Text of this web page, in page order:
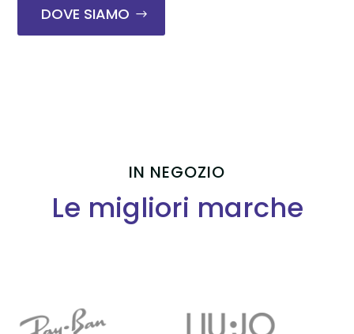
DOVE SIAMO
IN NEGOZIO
Le migliori marche